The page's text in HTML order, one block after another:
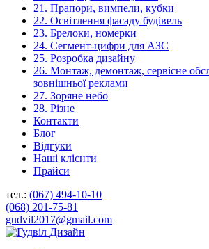
21. Прапори, вимпели, кубки
22. Освітлення фасаду будівель
23. Брелоки, номерки
24. Сегмент-цифри для АЗС
25. Розробка дизайну
26. Монтаж, демонтаж, сервісне
зовнішньої реклами
27. Зоряне небо
28. Різне
Контакти
Блог
Відгуки
Наші клієнти
Прайси
тел.: (067) 494-10-10
(068) 201-75-81
gudvil2017@gmail.com